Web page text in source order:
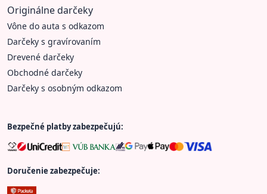
Originálne darčeky
Vône do auta s odkazom
Darčeky s gravírovaním
Drevené darčeky
Obchodné darčeky
Darčeky s osobným odkazom
Bezpečné platby zabezpečujú:
Doručenie zabezpečuje: